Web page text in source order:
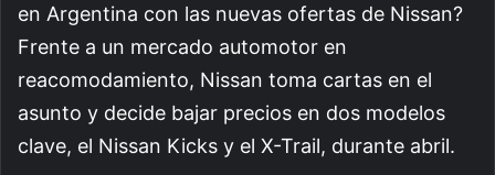
en Argentina con las nuevas ofertas de Nissan?
Frente a un mercado automotor en
reacomodamiento, Nissan toma cartas en el
asunto y decide bajar precios en dos modelos
clave, el Nissan Kicks y el X-Trail, durante abril.